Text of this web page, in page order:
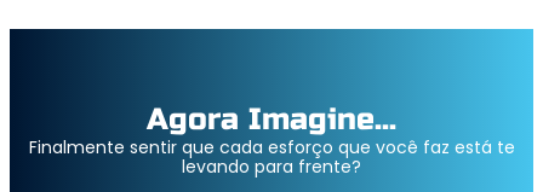
Agora Imagine…
Finalmente sentir que cada esforço que você faz está te
levando para frente?